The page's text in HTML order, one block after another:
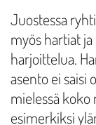
Juostessa
myös hartiat ja
harjoittelua.
asento ei saisi
mielessä koko
esimerkiksi